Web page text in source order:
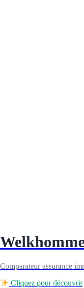
Comparateur assurance
Cliquez pour découvrir